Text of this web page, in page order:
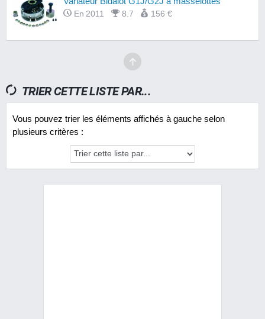
En 2011 8.7 156 €
TRIER CETTE LISTE PAR...
Vous pouvez trier les éléments affichés à gauche selon
plusieurs critères :